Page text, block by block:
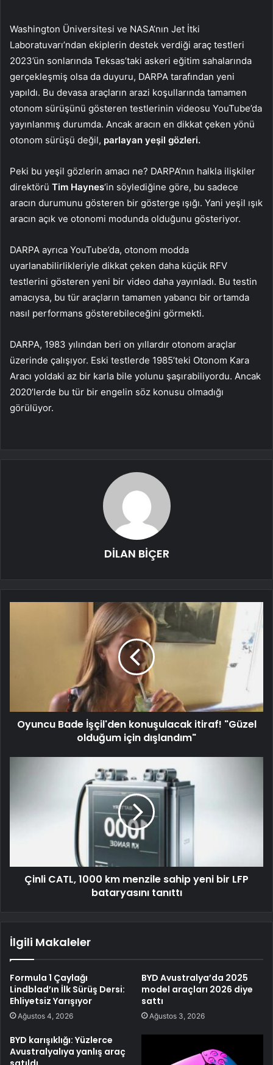
Washington Üniversitesi ve NASA’nın Jet İtki
Laboratuvarı’ndan ekiplerin destek verdiği araç testleri
2023’ün sonlarında Teksas’taki askeri eğitim sahalarında
gerçekleşmiş olsa da duyuru, DARPA tarafından yeni
yapıldı. Bu devasa araçların arazi koşullarında tamamen
otonom sürüşünü gösteren testlerinin videosu YouTube’da
yayınlanmış durumda. Ancak aracın en dikkat çeken yönü
otonom sürüşü değil, parlayan yeşil gözleri.
Peki bu yeşil gözlerin amacı ne? DARPA’nın halkla ilişkiler
direktörü Tim Haynes‘in söylediğine göre, bu sadece
aracın durumunu gösteren bir gösterge ışığı. Yani yeşil ışık
aracın açık ve otonomi modunda olduğunu gösteriyor.
DARPA ayrıca YouTube’da, otonom modda
uyarlanabilirlikleriyle dikkat çeken daha küçük RFV
testlerini gösteren yeni bir video daha yayınladı. Bu testin
amacıysa, bu tür araçların tamamen yabancı bir ortamda
nasıl performans gösterebileceğini görmekti.
DARPA, 1983 yılından beri on yıllardır otonom araçlar
üzerinde çalışıyor. Eski testlerde 1985’teki Otonom Kara
Aracı yoldaki az bir karla bile yolunu şaşırabiliyordu. Ancak
2020’lerde bu tür bir engelin söz konusu olmadığı
görülüyor.
DİLAN BİÇER
Oyuncu Bade İşçil'den konuşulacak itiraf! "Güzel
olduğum için dışlandım"
Çinli CATL, 1000 km menzile sahip yeni bir LFP
bataryasını tanıttı
İlgili Makaleler
Formula 1 Çaylağı
Lindblad’ın İlk Sürüş Dersi:
Ehliyetsiz Yarışıyor
Ağustos 4, 2026
BYD Avustralya’da 2025
model araçları 2026 diye
sattı
Ağustos 3, 2026
BYD karışıklığı: Yüzlerce
Avustralyalıya yanlış araç